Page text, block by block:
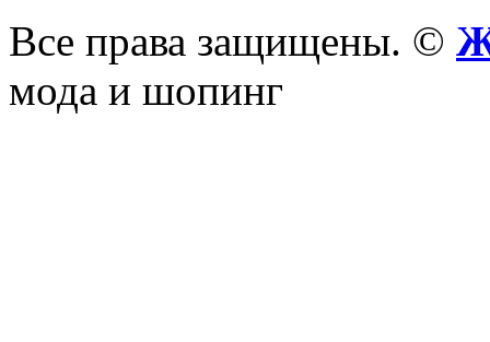
Все права защищены. ©
мода и шопинг